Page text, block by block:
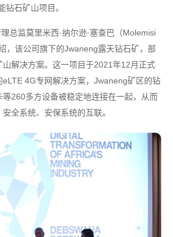
钻石矿山项目。
总监莫里米西·纳尔逊·塞查巴（Molemisi
，该公司旗下的Jwaneng露天钻石矿，部
解决方案。这一项目于2021年12月正式
4G专网解决方案，Jwaneng矿区的钻
260多方设备被稳定地连接在一起，从而
全系统、安保系统的互联。